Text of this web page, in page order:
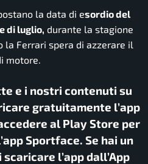
la data di esordio del
di luglio, durante la stagione
la Ferrari spera di azzerare il
motore.
e i nostri contenuti su
gratuitamente l’app
al Play Store per
Sportface. Se hai un
l’app dall’App